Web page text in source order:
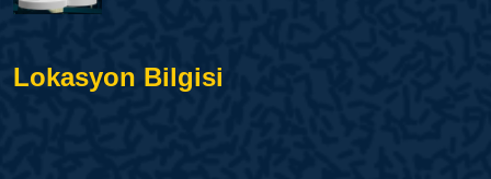
Lokasyon Bilgisi